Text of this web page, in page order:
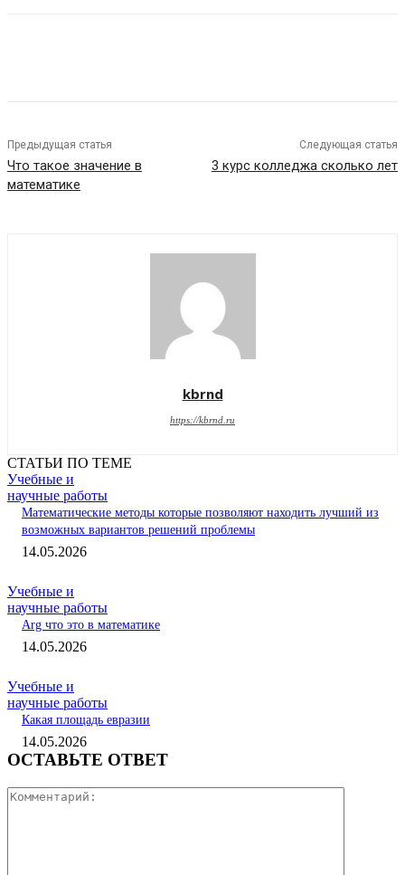
Предыдущая статья
Что такое значение в
математике
Следующая статья
3 курс колледжа сколько лет
kbrnd
https://kbrnd.ru
СТАТЬИ ПО ТЕМЕ
Учебные и
научные работы
Математические методы которые позволяют находить лучший из
возможных вариантов решений проблемы
14.05.2026
Учебные и
научные работы
Arg что это в математике
14.05.2026
Учебные и
научные работы
Какая площадь евразии
14.05.2026
ОСТАВЬТЕ ОТВЕТ